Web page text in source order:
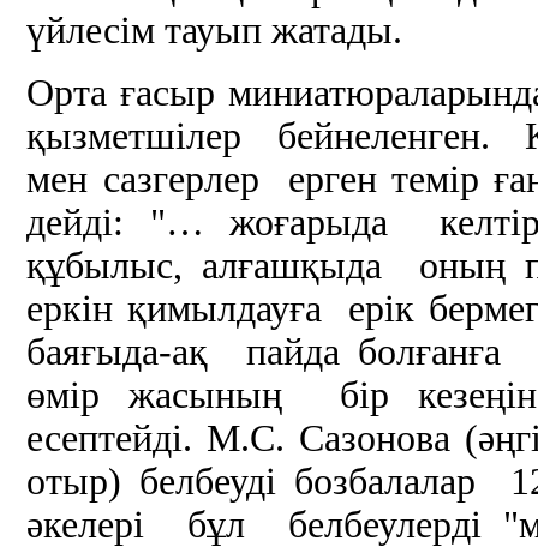
үйлесім тауып жатады.
Орта ғасыр
қызметшілер бейнеленген.
мен сазгерлер ерген темір
дейді: "… жоғарыда
құбылыс, алғашқыда оның
еркін қимылдауға ерік
баяғыда-ақ пайда болғанға
өмір жасының бір
есептейді. М.С. Сазонова
отыр) белбеуді
әкелері бұл белбеулерді